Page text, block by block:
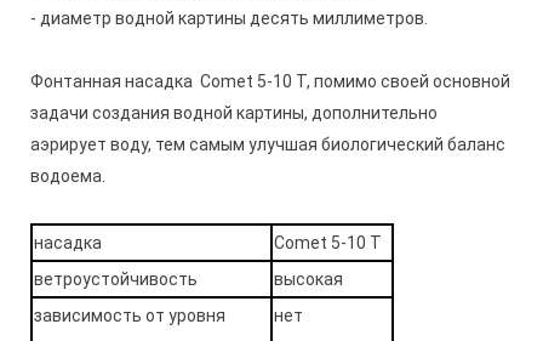
- диаметр водной картины десять миллиметров.
Фонтанная насадка Comet 5-10 Т, помимо своей основной
задачи создания водной картины, дополнительно
аэрирует воду, тем самым улучшая биологический баланс
водоема.
насадка
Comet 5-10 Т
ветроустойчивость
высокая
зависимость от уровня
нет